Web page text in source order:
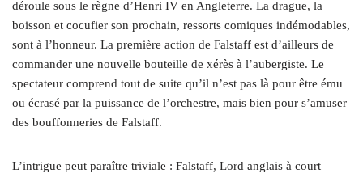
déroule sous le règne d’Henri IV en Angleterre. La drague, la
boisson et cocufier son prochain, ressorts comiques indémodables,
sont à l’honneur. La première action de Falstaff est d’ailleurs de
commander une nouvelle bouteille de xérès à l’aubergiste. Le
spectateur comprend tout de suite qu’il n’est pas là pour être ému
ou écrasé par la puissance de l’orchestre, mais bien pour s’amuser
des bouffonneries de Falstaff.
L’intrigue peut paraître triviale : Falstaff, Lord anglais à court